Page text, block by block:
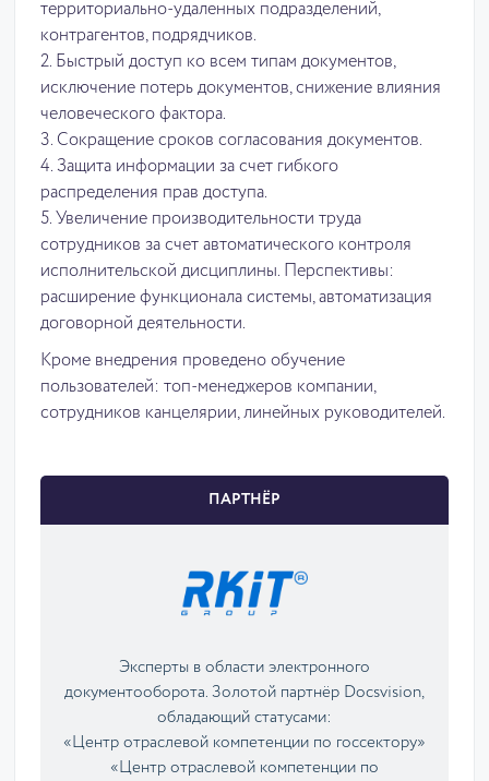
территориально-удаленных подразделений,
контрагентов, подрядчиков.
2. Быстрый доступ ко всем типам документов,
исключение потерь документов, снижение влияния
человеческого фактора.
3. Сокращение сроков согласования документов.
4. Защита информации за счет гибкого
распределения прав доступа.
5. Увеличение производительности труда
сотрудников за счет автоматического контроля
исполнительской дисциплины. Перспективы:
расширение функционала системы, автоматизация
договорной деятельности.
Кроме внедрения проведено обучение
пользователей: топ-менеджеров компании,
сотрудников канцелярии, линейных руководителей.
ПАРТНЁР
Эксперты в области электронного
документооборота. Золотой партнёр Docsvision,
обладающий статусами:
«Центр отраслевой компетенции по госсектору»
«Центр отраслевой компетенции по